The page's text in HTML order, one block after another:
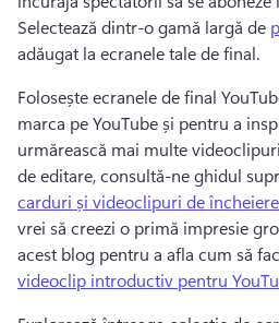
Selectează dintr-o gamă largă de
adăugat la ecranele tale de final.
Folosește ecranele de final
marca pe YouTube și pentru a
urmărească mai multe
de editare, consultă-ne ghidul
carduri și videoclipuri de
vrei să creezi o primă impresie
acest blog pentru a afla cum să
videoclip introductiv pentru